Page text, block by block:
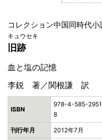
コレクション中国同時代小
キュウセキ
旧跡
血と塩の記憶
李鋭 著／関根謙 訳
ISBN
978-4-585-
8
刊行年月 2012年7月